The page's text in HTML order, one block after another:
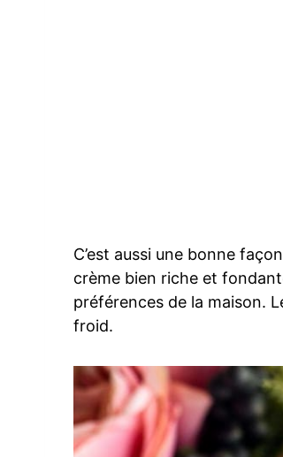
C’est aussi une bonne
crème bien riche et
préférences de la maison.
froid.